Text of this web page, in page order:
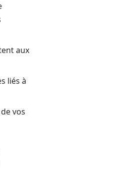
aux
liés à
vos